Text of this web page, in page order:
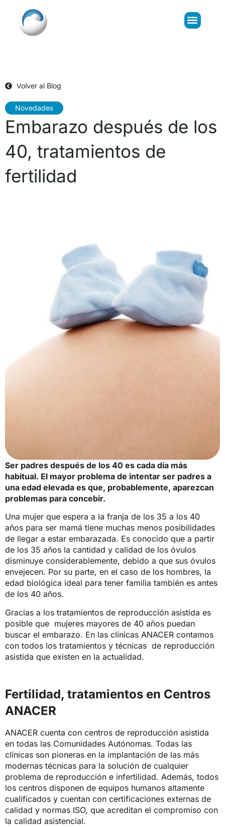
Volver al Blog
Novedades
Embarazo después de los
40, tratamientos de
fertilidad
Ser padres después de los 40 es cada día más
habitual. El mayor problema de intentar ser padres a
una edad elevada es que, probablemente, aparezcan
problemas para concebir.
Una mujer que espera a la franja de los 35 a los 40
años para ser mamá tiene muchas menos posibilidades
de llegar a estar embarazada. Es conocido que a partir
de los 35 años la cantidad y calidad de los óvulos
disminuye considerablemente, debido a que sus óvulos
envejecen. Por su parte, en el caso de los hombres, la
edad biológica ideal para tener familia también es antes
de los 40 años.
Gracias a los tratamientos de reproducción asistida es
posible que mujeres mayores de 40 años puedan
buscar el embarazo. En las clínicas ANACER contamos
con todos los tratamientos y técnicas de reproducción
asistida que existen en la actualidad.
Fertilidad, tratamientos en Centros
ANACER
ANACER cuenta con centros de reproducción asistida
en todas las Comunidades Autónomas. Todas las
clínicas son pioneras en la implantación de las más
modernas técnicas para la solución de cualquier
problema de reproducción e infertilidad. Además, todos
los centros disponen de equipos humanos altamente
cualificados y cuentan con certificaciones externas de
calidad y normas ISO, que acreditan el compromiso con
la calidad asistencial.